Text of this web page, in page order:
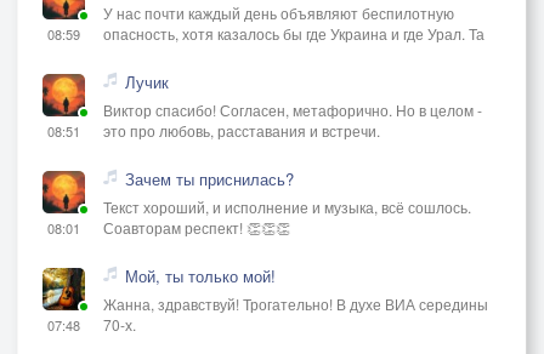
08:59
У нас почти каждый день объявляют беспилотную
опасность, хотя казалось бы где Украина и где Урал. Та
08:51
Лучик
Виктор спасибо! Согласен, метафорично. Но в целом -
это про любовь, расставания и встречи.
08:01
Зачем ты приснилась?
Текст хороший, и исполнение и музыка, всё сошлось.
Соавторам респект! 👏👏👏
07:48
Мой, ты только мой!
Жанна, здравствуй! Трогательно! В духе ВИА середины
70-х.